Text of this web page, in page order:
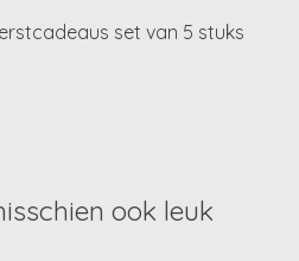
set van 5 stuks
ook leuk